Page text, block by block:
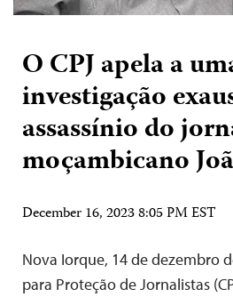
O CPJ apela a
investigação
assassínio do
moçambicano
December 16, 2023 8:05 PM EST
Nova Iorque, 14 de dezembro
para Proteção de Jornalistas